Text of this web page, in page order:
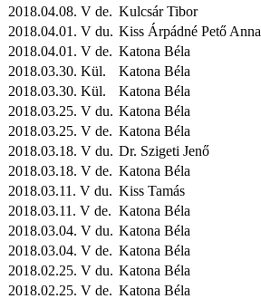
2018.04.08. V de. Kulcsár Tibor
2018.04.01. V du. Kiss Árpádné Pető Anna
2018.04.01. V de. Katona Béla
2018.03.30. Kül. Katona Béla
2018.03.30. Kül. Katona Béla
2018.03.25. V du. Katona Béla
2018.03.25. V de. Katona Béla
2018.03.18. V du. Dr. Szigeti Jenő
2018.03.18. V de. Katona Béla
2018.03.11. V du. Kiss Tamás
2018.03.11. V de. Katona Béla
2018.03.04. V du. Katona Béla
2018.03.04. V de. Katona Béla
2018.02.25. V du. Katona Béla
2018.02.25. V de. Katona Béla